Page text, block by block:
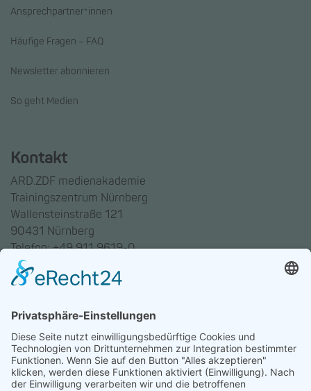
Ansprechpartner*innen
Häufige Fragen – FAQ
Newsletter abonnieren
So geht Medien
Kontakt
ARD.ZDF medienakademie
Trainingszentrum Nürnberg
Wallensteinstraße 121
90431 Nürnberg
Telefon: +49 911 9619-0
Trainingszentrum Hannover
30169 Hannover
Telefon: +49 511 123598-531